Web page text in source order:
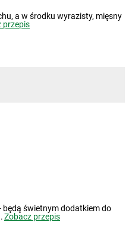
a w środku wyrazisty, mięsny
przepis
będą świetnym dodatkiem do
Zobacz przepis